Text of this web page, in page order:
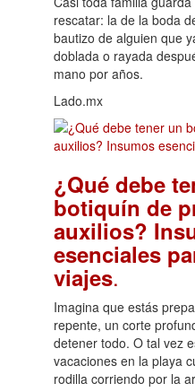
rescatar: la de la boda
bautizo de alguien que
doblada o rayada
mano por años.
Lado.mx
¿Qué debe
botiquín de
auxilios?
esenciales
viajes.
Imagina que estás
repente, un corte
detener todo. O tal vez
vacaciones en la playa
rodilla corriendo por la